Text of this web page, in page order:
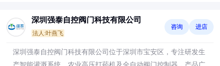
深圳强泰自控阀门科技有限公司
法人:叶燕飞
咨询 进店
深圳强泰自控阀门科技有限公司位于深圳市宝安区，专注研发生